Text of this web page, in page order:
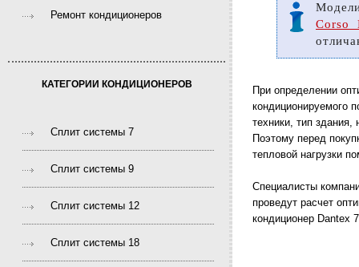
Ремонт кондиционеров
КАТЕГОРИИ КОНДИЦИОНЕРОВ
Сплит системы 7
Сплит системы 9
Сплит системы 12
Сплит системы 18
Corso
При определении
кондиционируемого
техники, тип
Поэтому перед
тепловой нагрузки
Специалисты
проведут расчет
кондиционер Dantex